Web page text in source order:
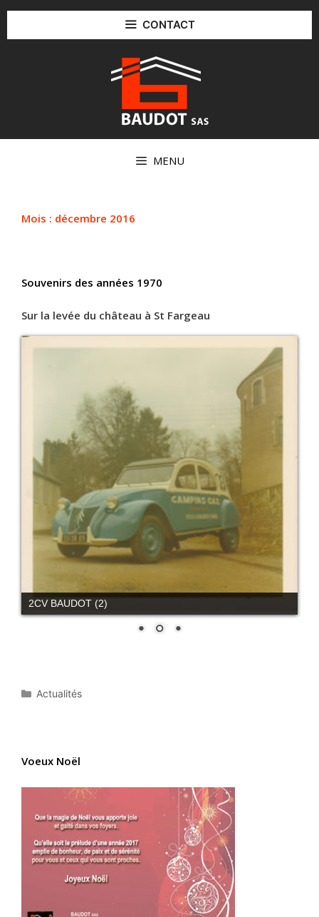
contenu
CONTACT
MENU
Mois : décembre 2016
Souvenirs des années 1970
Sur la levée du château à St Fargeau
2CV BAUDOT (2)
Catégories
Actualités
Voeux Noël